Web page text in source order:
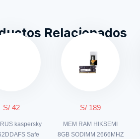
Relacionados
S/ 42
kaspersky
Safe
S/ 189
MEM RAM HIKSEMI
8GB SODIMM 2666MHZ